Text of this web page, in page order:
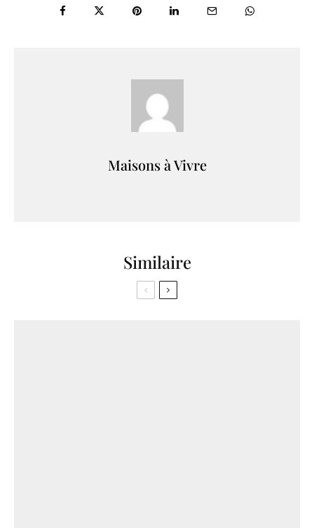
Maisons à Vivre
Similaire